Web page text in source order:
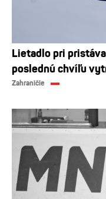
Lietadlo pri
poslednú chvíľu
Zahraničie